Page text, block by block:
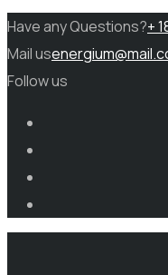
Have any Questions?+
Mail us
Follow us